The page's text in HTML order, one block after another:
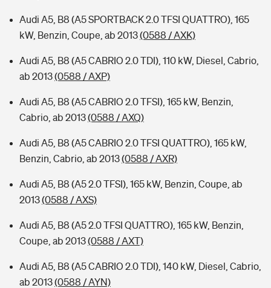
Audi A5, B8 (A5 SPORTBACK 2.0 TFSI QUATTRO), 165
kW, Benzin, Coupe, ab 2013(0588 / AXK)
Audi A5, B8 (A5 CABRIO 2.0 TDI), 110 kW, Diesel, Cabrio,
ab 2013(0588 / AXP)
Audi A5, B8 (A5 CABRIO 2.0 TFSI), 165 kW, Benzin,
Cabrio, ab 2013(0588 / AXQ)
Audi A5, B8 (A5 CABRIO 2.0 TFSI QUATTRO), 165 kW,
Benzin, Cabrio, ab 2013(0588 / AXR)
Audi A5, B8 (A5 2.0 TFSI), 165 kW, Benzin, Coupe, ab
2013(0588 / AXS)
Audi A5, B8 (A5 2.0 TFSI QUATTRO), 165 kW, Benzin,
Coupe, ab 2013(0588 / AXT)
Audi A5, B8 (A5 CABRIO 2.0 TDI), 140 kW, Diesel, Cabrio,
ab 2013(0588 / AYN)